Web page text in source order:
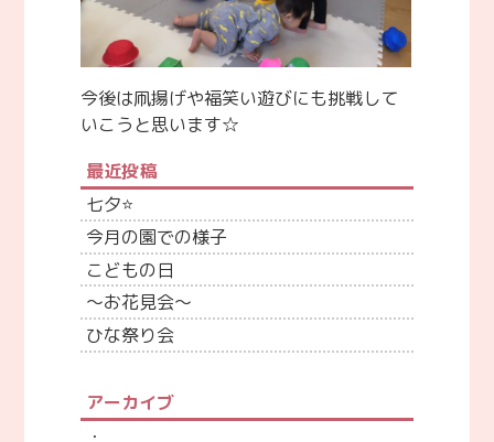
今後は凧揚げや福笑い遊びにも挑戦して
いこうと思います☆
最近投稿
七夕⭐
今月の園での様子
こどもの日
～お花見会～
ひな祭り会
アーカイブ